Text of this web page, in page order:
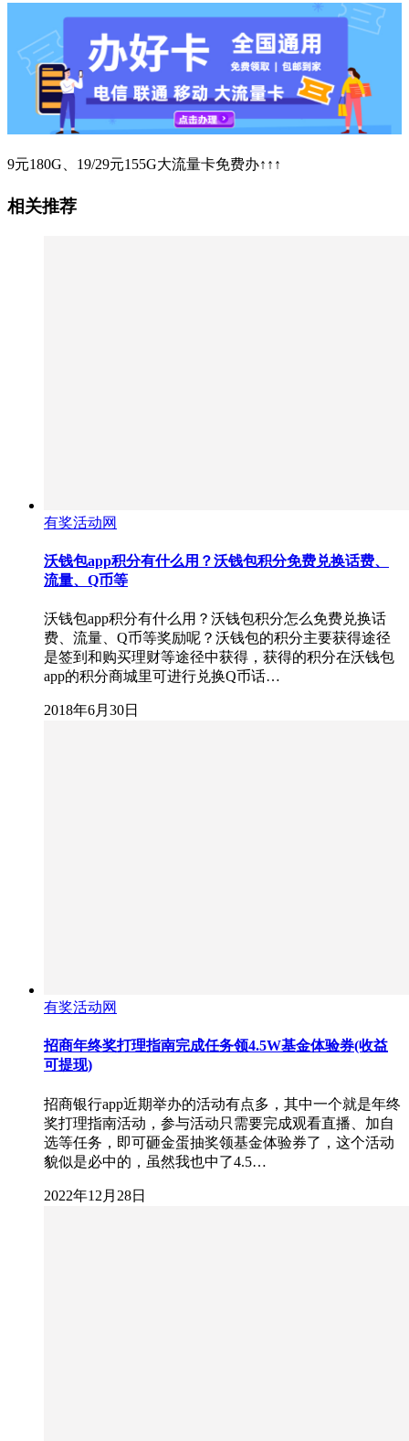
9元180G、19/29元155G大流量卡免费办↑↑↑
相关推荐
有奖活动网
沃钱包app积分有什么用？沃钱包积分免费兑换话费、
流量、Q币等
沃钱包app积分有什么用？沃钱包积分怎么免费兑换话
费、流量、Q币等奖励呢？沃钱包的积分主要获得途径
是签到和购买理财等途径中获得，获得的积分在沃钱包
app的积分商城里可进行兑换Q币话…
2018年6月30日
有奖活动网
招商年终奖打理指南完成任务领4.5W基金体验券(收益
可提现)
招商银行app近期举办的活动有点多，其中一个就是年终
奖打理指南活动，参与活动只需要完成观看直播、加自
选等任务，即可砸金蛋抽奖领基金体验券了，这个活动
貌似是必中的，虽然我也中了4.5…
2022年12月28日